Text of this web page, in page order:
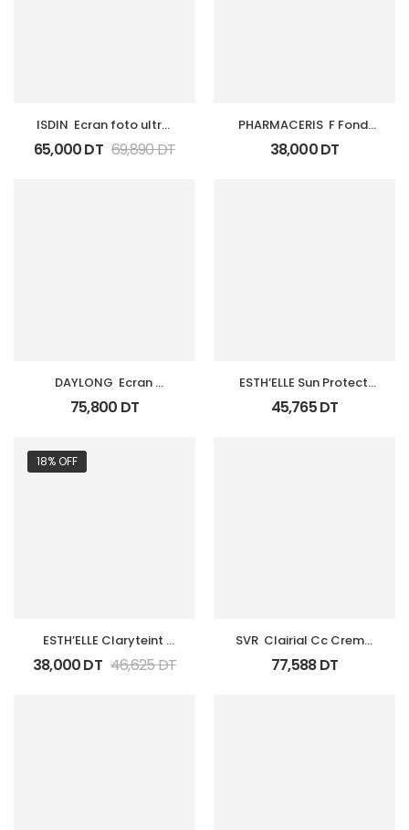
ISDIN  Ecran foto ultra
100 Active Unify Fluide
Spf 50+50 Ml
65,000DT 69,890DT
PHARMACERIS  F Fond
De Teint Spf50+  01
Ivory 30Ml
38,000DT
DAYLONG  Ecran
Sensitive Gel Creme
Spf50+ 100Ml
75,800 DT
ESTH’ELLE Sun Protect
Ecran Teinte Rose 50Gr
Spf50+
45,765DT
18% OFF
ESTH’ELLE Claryteint
Spf40+ Biege 50Gr
38,000DT 46,625DT
SVR  Clairial Cc Creme
Light Spf50+ 40 Ml
77,588DT